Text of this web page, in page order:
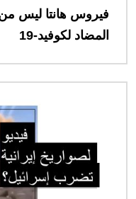
فيروس هانتا ليس من
المضاد لكوفيد-19